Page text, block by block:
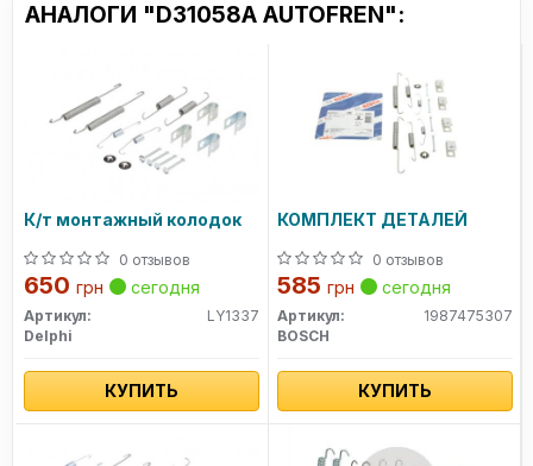
АНАЛОГИ "D31058A AUTOFREN":
К/т монтажный колодок
0 отзывов
650 грн сегодня
Артикул:
LY1337
Delphi
КУПИТЬ
КОМПЛЕКТ ДЕТАЛЕЙ
0 отзывов
585 грн сегодня
Артикул:
1987475307
BOSCH
КУПИТЬ